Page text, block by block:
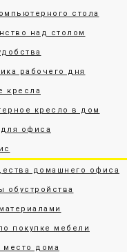
стола
над столом
рабочего дня
кресла
кресло в дом
офиса
домашнего офиса
обустройства
покупке мебели
место дома